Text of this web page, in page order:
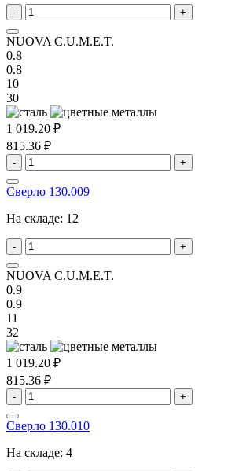
- +
NUOVA C.U.M.E.T.
0.8
0.8
10
30
1 019.20 ₽
815.36 ₽
- +
Сверло 130.009
На складе: 12
- +
NUOVA C.U.M.E.T.
0.9
0.9
11
32
1 019.20 ₽
815.36 ₽
- +
Сверло 130.010
На складе: 4